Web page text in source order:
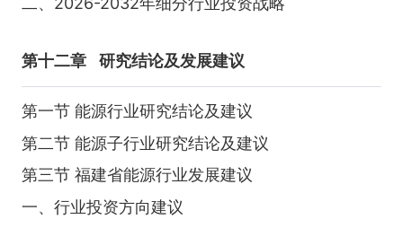
第十二章 研究结论及发展建议
第一节 能源行业研究结论及建议
第二节 能源子行业研究结论及建议
第三节 福建省能源行业发展建议
一、行业投资方向建议